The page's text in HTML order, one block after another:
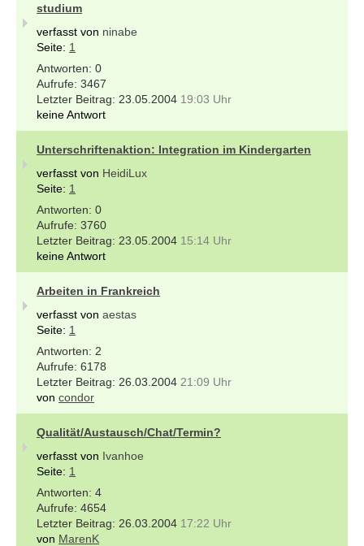
studium
verfasst von ninabe
Seite: 1
0
3467
23.05.2004 19:03 Uhr
keine Antwort
Unterschriftenaktion: Integration im Kindergarten
verfasst von HeidiLux
Seite: 1
0
3760
23.05.2004 15:14 Uhr
keine Antwort
Arbeiten in Frankreich
verfasst von aestas
Seite: 1
2
6178
26.03.2004 21:09 Uhr
von condor
Qualität/Austausch/Chat/Termin?
verfasst von Ivanhoe
Seite: 1
4
4654
26.03.2004 17:22 Uhr
von MarenK